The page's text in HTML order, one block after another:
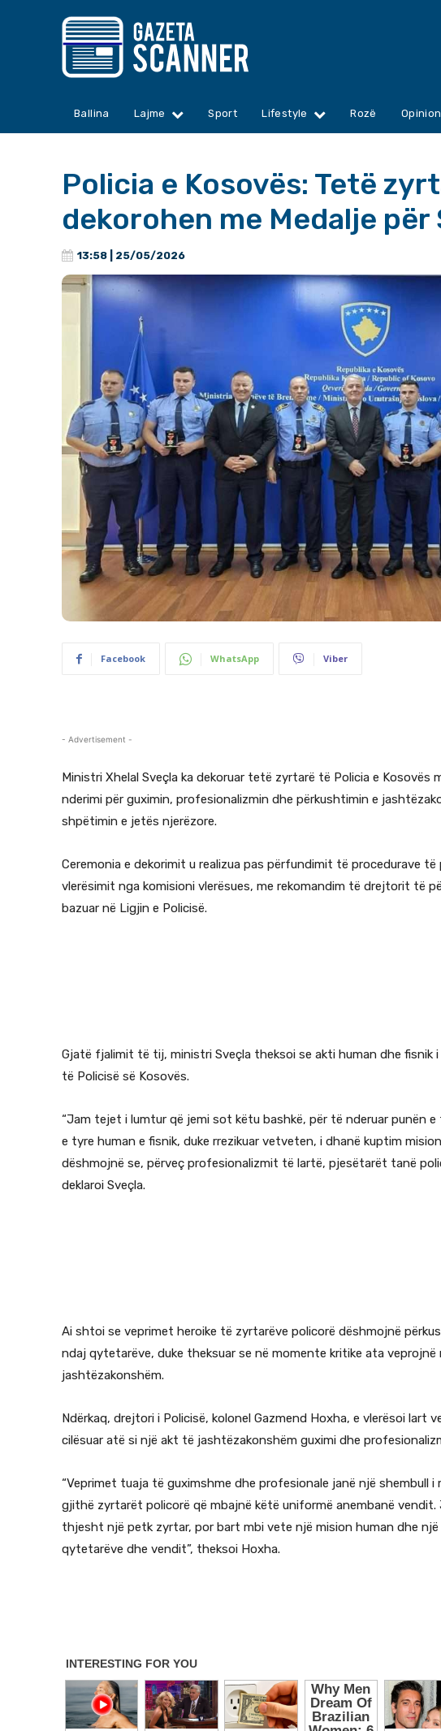
Ballina Lajme Sport Lifestyle Rozë
Policia e Kosovës: Tetë
dekorohen me Medalje
13:58 | 25/05/2026
Facebook WhatsApp Viber
- Advertisement -
Ministri Xhelal Sveçla ka dekoruar tetë zyrtarë të Policia e Kosovës
nderimi për guximin, profesionalizmin dhe përkushtimin e
shpëtimin e jetës njerëzore.
Ceremonia e dekorimit u realizua pas përfundimit të procedurave
vlerësimit nga komisioni vlerësues, me rekomandim të drejtorit të
bazuar në Ligjin e Policisë.
Gjatë fjalimit të tij, ministri Sveçla theksoi se akti human dhe fisnik
të Policisë së Kosovës.
“Jam tejet i lumtur që jemi sot këtu bashkë, për të nderuar punën
e tyre human e fisnik, duke rrezikuar vetveten, i dhanë kuptim
dëshmojnë se, përveç profesionalizmit të lartë, pjesëtarët tanë
deklaroi Sveçla.
Ai shtoi se veprimet heroike të zyrtarëve policorë dëshmojnë
ndaj qytetarëve, duke theksuar se në momente kritike ata
jashtëzakonshëm.
Ndërkaq, drejtori i Policisë, kolonel Gazmend Hoxha, e vlerësoi lart
cilësuar atë si një akt të jashtëzakonshëm guximi dhe
“Veprimet tuaja të guximshme dhe profesionale janë një shembull
gjithë zyrtarët policorë që mbajnë këtë uniformë anembanë
thjesht një petk zyrtar, por bart mbi vete një mision human dhe
qytetarëve dhe vendit”, theksoi Hoxha.